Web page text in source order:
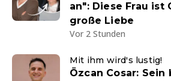
an": Diese Frau ist
große Liebe
Vor 2 Stunden
Mit ihm wird's lustig!
Özcan Cosar: